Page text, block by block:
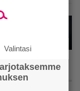
Valintasi